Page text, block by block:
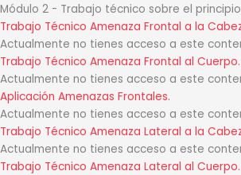
Módulo 2 - Trabajo técnico sobre el
Trabajo Técnico Amenaza Frontal a la
Actualmente no tienes acceso a este
Trabajo Técnico Amenaza Frontal al Cuerpo.
Actualmente no tienes acceso a este
Aplicación Amenazas Frontales.
Actualmente no tienes acceso a este
Trabajo Técnico Amenaza Lateral a la
Actualmente no tienes acceso a este
Trabajo Técnico Amenaza Lateral al Cuerpo.